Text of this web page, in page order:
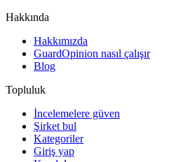
Hakkında
Hakkımızda
GuardOpinion nasıl çalışır
Blog
Topluluk
İncelemelere güven
Şirket bul
Kategoriler
Giriş yap